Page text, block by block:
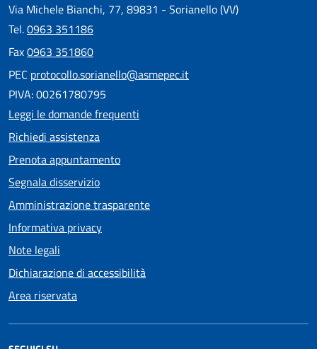
Via Michele Bianchi, 77, 89831 - Sorianello (VV)
Tel.0963 351186
Fax0963 351860
PEC protocollo.sorianello@asmepec.it
PIVA: 00261780795
Leggi le domande frequenti
Richiedi assistenza
Prenota appuntamento
Segnala disservizio
Amministrazione trasparente
Informativa privacy
Note legali
Dichiarazione di accessibilità
Area riservata